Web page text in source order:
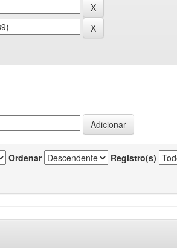
Ordenar Registro(s)